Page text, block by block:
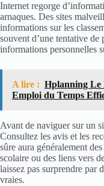
Internet regorge
arnaques. Des sites
informations sur les
souvent d’une tentative
informations personnelles
A lire : Hplanning Le
Emploi du Temps
Avant de naviguer sur un
Consultez les avis et les
sûre aura généralement
scolaire ou des liens vers
laissez pas surprendre par
vraies.